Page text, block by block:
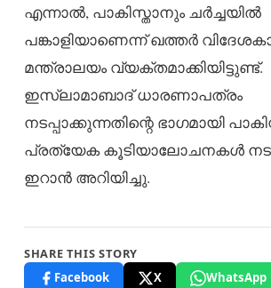
എന്നാൽ, പാകിസ്താനും ചർച്ചയിൽ
പങ്കാളിയാണെന്ന് ഖത്തർ
മന്ത്രാലയം വ്യക്തമാക്കിയിട്ടുണ്ട്.
ഇസ്‌ലാമാബാദ് ധാരണാപത്രം
നടപ്പാക്കുന്നതിന്റെ ഭാഗമായി
പ്രത്യേക കൂടിയാലോചനകൾ
ഇറാൻ അറിയിച്ചു.
SHARE THIS STORY
Facebook
X WhatsApp